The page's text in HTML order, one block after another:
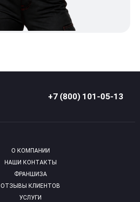
+7 (800) 101-05-13
О КОМПАНИИ
НАШИ КОНТАКТЫ
ФРАНШИЗА
ОТЗЫВЫ КЛИЕНТОВ
УСЛУГИ